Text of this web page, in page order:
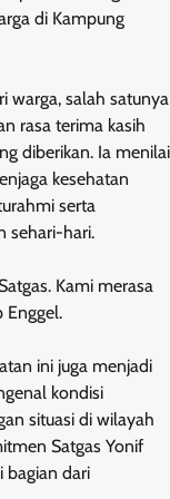
di Kampung
warga, salah satunya
rasa terima kasih
diberikan. Ia menilai
kesehatan
serta
sehari-hari.
Kami merasa
Enggel.
ini juga menjadi
kondisi
situasi di wilayah
Satgas Yonif
bagian dari